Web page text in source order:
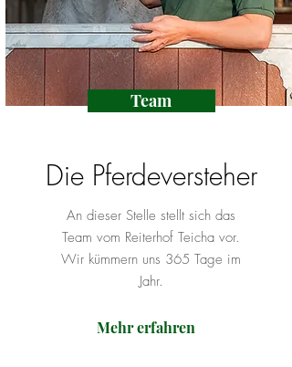
Team
Die Pferdeversteher
An dieser Stelle stellt sich das
Team vom Reiterhof Teicha vor.
Wir kümmern uns 365 Tage im
Jahr.
Mehr erfahren